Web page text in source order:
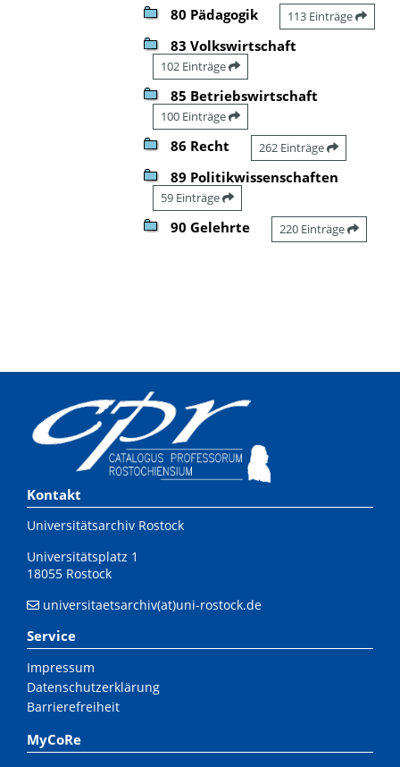
80 Pädagogik 113 Einträge
83 Volkswirtschaft
102 Einträge
85 Betriebswirtschaft
100 Einträge
86 Recht 262 Einträge
89 Politikwissenschaften
59 Einträge
90 Gelehrte 220 Einträge
Kontakt
Universitätsarchiv Rostock
Universitätsplatz 1
18055 Rostock
universitaetsarchiv(at)uni-rostock.de
Service
Impressum
Datenschutzerklärung
Barrierefreiheit
MyCoRe